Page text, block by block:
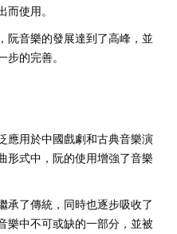
使用。
阮音樂的發展達到了高峰，並
的完善。
應用於中國戲劇和古典音樂演
形式中，阮的使用增強了音樂
承了傳統，同時也逐步吸收了
樂中不可或缺的一部分，並被